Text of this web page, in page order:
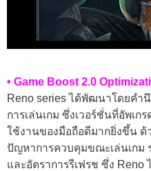
• Game Boost 2.0
Reno series ได้พัฒนาโดยคำ
การเล่นเกม ซึ่งเวอร์ชั่นที่อัพเ
ใช้งานของมือถือดีมากยิ่งขึ้น
ปัญหาการควบคุมขณะเล่นเกม
และอัตราการรีเฟรช ซึ่ง